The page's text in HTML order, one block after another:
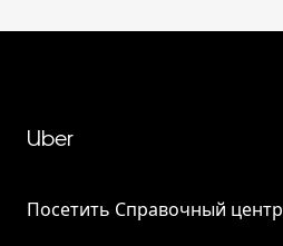
Uber
Посетить Справочный центр